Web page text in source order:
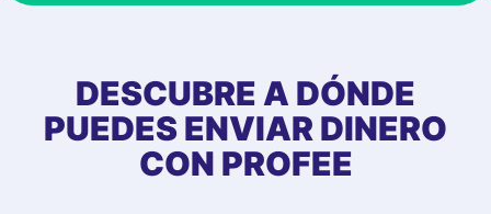
first started
app, and they
quick to provide
and helpful
DESCUBRE A DÓNDE
PUEDES ENVIAR DINERO
CON PROFEE